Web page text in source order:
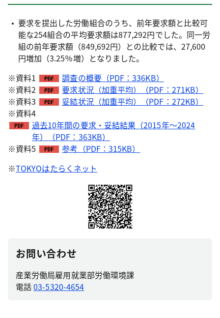
要求を提出した労働組合のうち、前年要求額と比較可
能な254組合の平均要求額は877,292円でした。同一労
組の前年要求額（849,692円）との比較では、27,600
円増加（3.25％増）となりました。
※資料1
調査の概要（PDF：336KB）
※資料2
要求状況（加重平均）（PDF：271KB）
※資料3
妥結状況（加重平均）（PDF：272KB）
※資料4
過去10年間の要求・妥結結果（2015年～2024
年）（PDF：363KB）
※資料5
参考（PDF：315KB）
※TOKYOはたらくネット
お問い合わせ
産業労働局雇用就業部労働環境課
電話03-5320-4654